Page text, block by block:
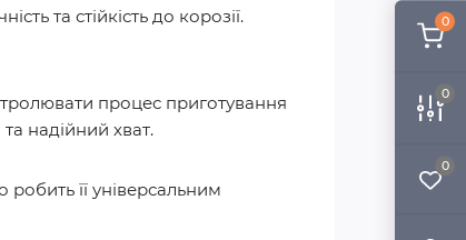
0
0
0
та стійкість до корозії.
процес приготування
надійний хват.
робить її універсальним